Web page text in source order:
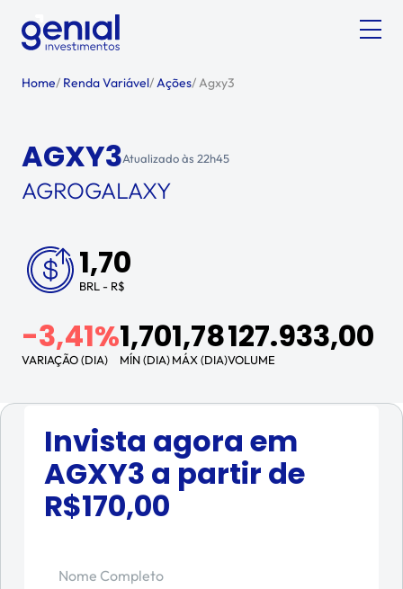
Home/ Renda Variável/Ações/Agxy3
AGXY3Atualizado às 22h45
AGROGALAXY
1,70
BRL - R$
-3,41%
VARIAÇÃO (DIA)
1,70
MÍN (DIA)
1,78
MÁX (DIA)
127.933,00
VOLUME
Invista agora em
AGXY3 a partir de
R$170,00
Nome Completo